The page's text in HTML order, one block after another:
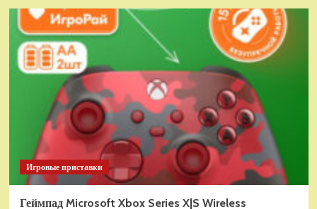
Детский
электромобиль
Jeep
A222AA
серый
Игровые приставки
Геймпад Microsoft Xbox Series X|S Wireless